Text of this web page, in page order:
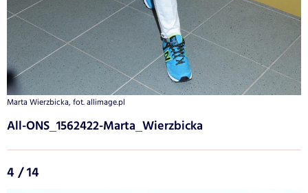
Marta Wierzbicka, fot. allimage.pl
All-ONS_1562422-Marta_Wierzbicka
4 / 14